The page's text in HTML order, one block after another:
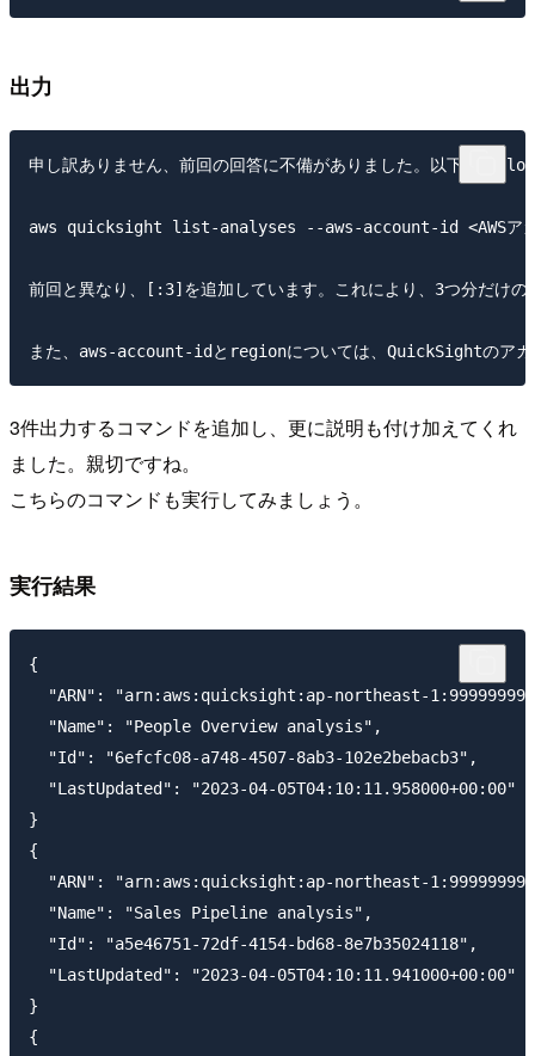
出力
申し訳ありません、前回の回答に不備がありました。以下は、
aws quicksight list-analyses --aws-account-id <AWS
前回と異なり、[:3]を追加しています。これにより、3つ分だけの
3件出力するコマンドを追加し、更に説明も付け加えてくれ
ました。親切ですね。
こちらのコマンドも実行してみましょう。
実行結果
{
"ARN": "arn:aws:quicksight:ap-northeast-
  "Name": "People Overview analysis",
  "Id": "6efcfc08-a748-4507-8ab3-102e2bebacb3",
  "LastUpdated": "2023-04-05T04:10:11.958000+00:00"
}
{
"ARN": "arn:aws:quicksight:ap-northeast-
  "Name": "Sales Pipeline analysis",
  "Id": "a5e46751-72df-4154-bd68-8e7b35024118",
  "LastUpdated": "2023-04-05T04:10:11.941000+00:00"
}
{